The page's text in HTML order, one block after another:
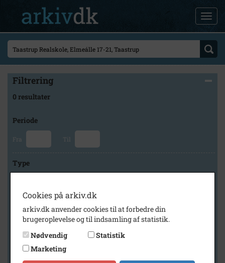
Filtrering
0 resultater
Periode
Fra Til
Type
Arkiv
Byhistorisk Samling og Arkiv i Høje-Taastrup Kommune
Cookies på arkiv.dk
arkiv.dk anvender cookies til at forbedre din
brugeroplevelse og til indsamling af statistik.
Nødvendig
Statistik
Marketing